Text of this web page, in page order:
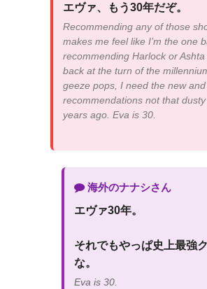
エヴァ、もう30年だぞ。
Recommending any of those
makes me feel like I’m the one
recommending Harlock or
back at the turn of the
geeze pops, I need the new
recommendations not that
years ago. Eva is 30.
海外のナナシさん
エヴァ30年。
それでもやっぱ史上最強
な。
Eva is 30.